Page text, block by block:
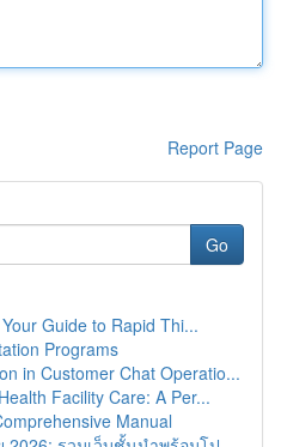
Report Page
Go
Guide to Rapid Thi...
Programs
in Customer Chat Operatio...
Facility Care: A Per...
Manual